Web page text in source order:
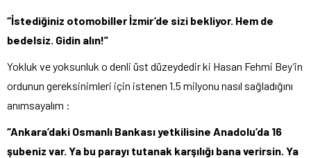
“İstediğiniz otomobiller İzmir’de sizi bekliyor. Hem de
bedelsiz. Gidin alın!”
Yokluk ve yoksunluk o denli üst düzeydedir ki Hasan Fehmi Bey’in
ordunun gereksinimleri için istenen 1.5 milyonu nasıl sağladığını
anımsayalım :
“Ankara’daki Osmanlı Bankası yetkilisine Anadolu’da 16
şubeniz var. Ya bu parayı tutanak karşılığı bana verirsin. Ya